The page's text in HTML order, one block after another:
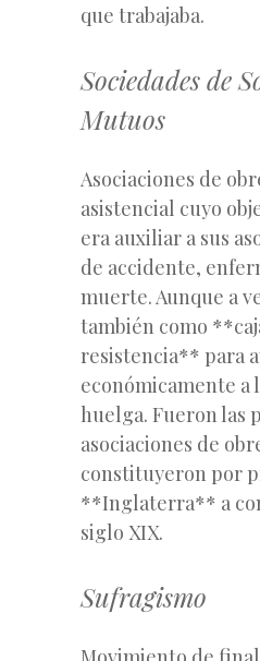
que trabajaba.
Sociedades de
Mutuos
Asociaciones de
asistencial cuyo
era auxiliar a sus
de accidente,
muerte. Aunque a
también como
resistencia** para
económicamente a
huelga. Fueron las
asociaciones de
constituyeron por
**Inglaterra** a
siglo XIX.
Sufragismo